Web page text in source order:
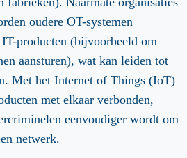
oudere OT-systemen
producten (bijvoorbeeld om
aansturen), wat kan leiden tot
Met het Internet of Things (IoT)
met elkaar verbonden,
eenvoudiger wordt om
netwerk.